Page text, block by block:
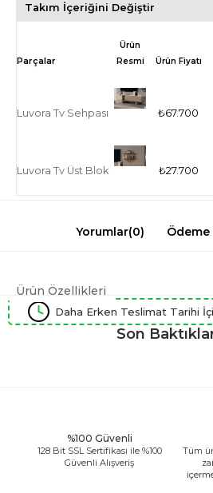
Takım İçeriğini Değiştir
Ürün
Resmi
Ürün Fiyatı
Luvora Tv Sehpası ₺67.700
Luvora Tv Üst Blok ₺27.700
Yorumlar(0)
Ürün Özellikleri
Daha Erken Teslimat Tarihi
Son
%100 Güvenli
128 Bit SSL Sertifikası ile %100
Güvenli Alışveriş
Tüm